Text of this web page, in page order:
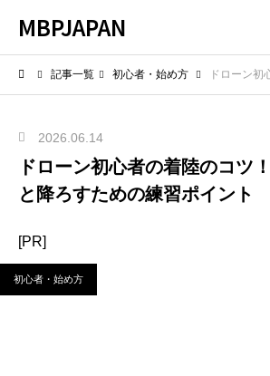
MBPJAPAN
記事一覧 初心者・始め方 ドローン初心者の着陸の
2026.06.14
ドローン初心者の着陸のコツ
と降ろすための練習ポイント
[PR]
初心者・始め方